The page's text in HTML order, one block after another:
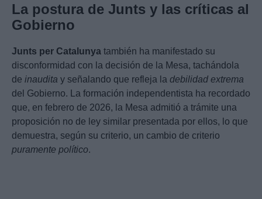
La postura de Junts y las críticas al
Gobierno
Junts per Catalunya también ha manifestado su
disconformidad con la decisión de la Mesa, tachándola
de inaudita y señalando que refleja la debilidad extrema
del Gobierno. La formación independentista ha recordado
que, en febrero de 2026, la Mesa admitió a trámite una
proposición no de ley similar presentada por ellos, lo que
demuestra, según su criterio, un cambio de criterio
puramente político.